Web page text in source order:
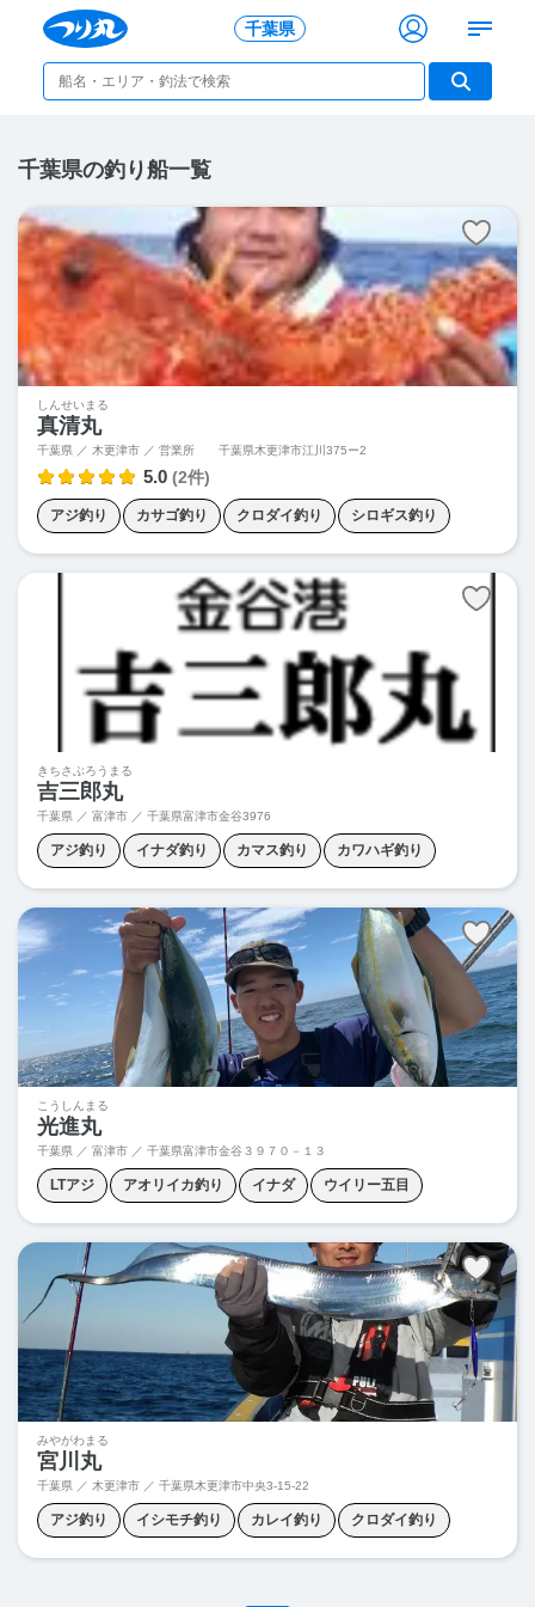
千葉県
千葉県の釣り船一覧
しんせいまる
真清丸
千葉県 ／ 木更津市 ／ 営業所 千葉県木更津市江川375ー2
5.0 (2件)
アジ釣り カサゴ釣り クロダイ釣り シロギス釣り
シーバス釣り タコ釣り タチウオ釣り ハゼ釣り
メバル釣り 五目釣り
きちさぶろうまる
吉三郎丸
千葉県 ／ 富津市 ／ 千葉県富津市金谷3976
アジ釣り イナダ釣り カマス釣り カワハギ釣り
クロダイ釣り タチウオ釣り マルイカ釣り メバル釣り
こうしんまる
光進丸
千葉県 ／ 富津市 ／ 千葉県富津市金谷３９７０－１３
LTアジ アオリイカ釣り イナダ ウイリー五目
カワハギ釣り クロダイ釣り マルイカ釣り
みやがわまる
宮川丸
千葉県 ／ 木更津市 ／ 千葉県木更津市中央3‐15‐22
アジ釣り イシモチ釣り カレイ釣り クロダイ釣り
シロギス釣り タチウオジギング ハゼ釣り
メバリング